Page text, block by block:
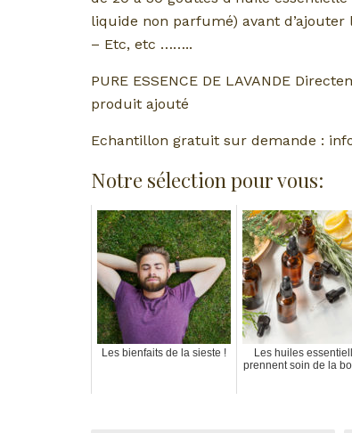
liquide non parfumé) avant d’ajouter
– Etc, etc ……..
PURE ESSENCE DE LAVANDE
produit ajouté
Echantillon gratuit sur demande :
Notre sélection pour vous:
Les bienfaits de la sieste !
Les huiles
prennent soin de la